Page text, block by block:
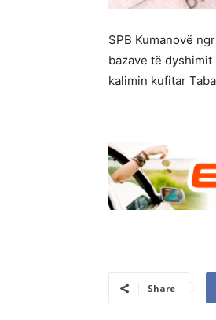
SPB Kumanovë
bazave të
kalimin kufitar
Share